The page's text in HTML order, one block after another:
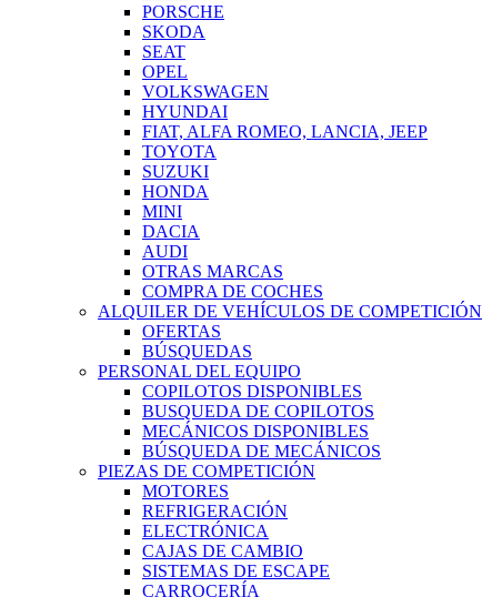
PORSCHE
SKODA
SEAT
OPEL
VOLKSWAGEN
HYUNDAI
FIAT, ALFA ROMEO, LANCIA, JEEP
TOYOTA
SUZUKI
HONDA
MINI
DACIA
AUDI
OTRAS MARCAS
COMPRA DE COCHES
ALQUILER DE VEHÍCULOS DE COMPETICIÓN
OFERTAS
BÚSQUEDAS
PERSONAL DEL EQUIPO
COPILOTOS DISPONIBLES
BUSQUEDA DE COPILOTOS
MECÁNICOS DISPONIBLES
BÚSQUEDA DE MECÁNICOS
PIEZAS DE COMPETICIÓN
MOTORES
REFRIGERACIÓN
ELECTRÓNICA
CAJAS DE CAMBIO
SISTEMAS DE ESCAPE
CARROCERÍA